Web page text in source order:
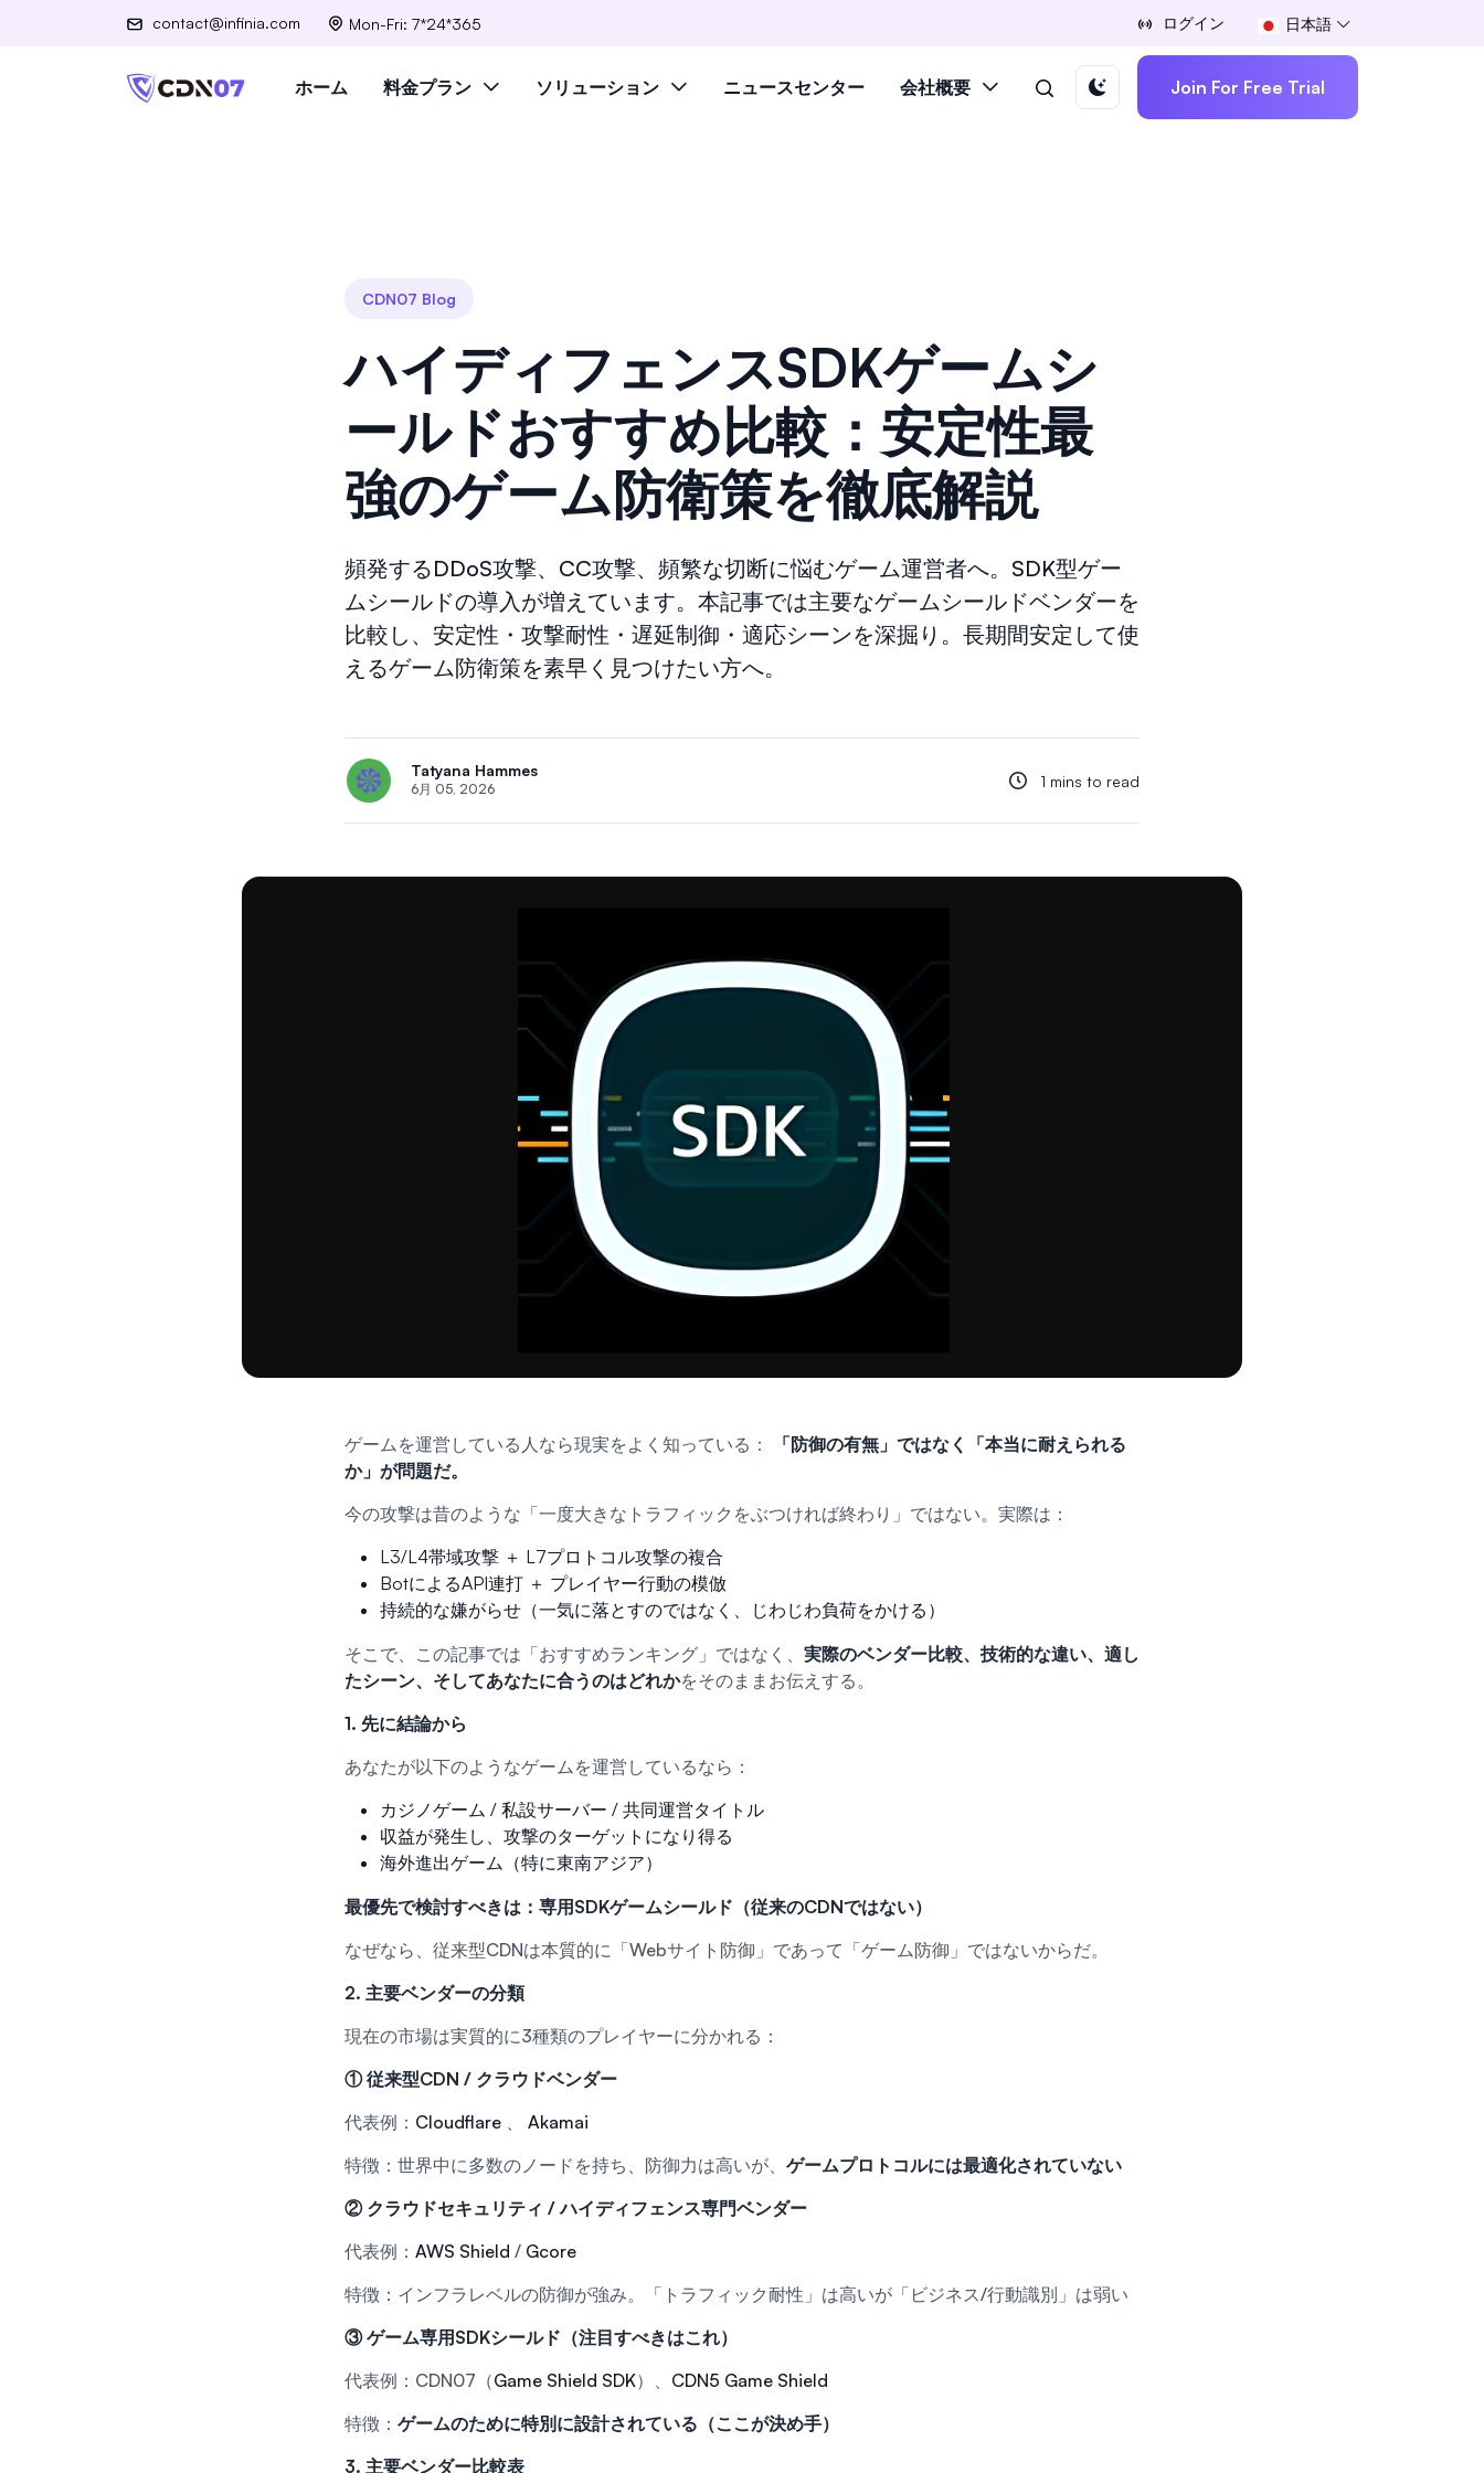
contact@infinia.com Mon-Fri: 7*24*365 ログイン 日本語
ホーム 料金プラン ソリューション ニュースセンター 会社概要 Join For Free Trial
CDN07 Blog
ハイディフェンスSDKゲームシ
ールドおすすめ比較：安定性最
強のゲーム防衛策を徹底解説
頻発するDDoS攻撃、CC攻撃、頻繁な切断に悩むゲーム運営者へ。SDK型ゲー
ムシールドの導入が増えています。本記事では主要なゲームシールドベンダーを
比較し、安定性・攻撃耐性・遅延制御・適応シーンを深掘り。長期間安定して使
えるゲーム防衛策を素早く見つけたい方へ。
Tatyana Hammes
6月 05, 2026 1 mins to read
ゲームを運営している人なら現実をよく知っている：
「防御の有無」ではなく「本当に耐えられる
か」が問題だ。
今の攻撃は昔のような「一度大きなトラフィックをぶつければ終わり」ではない。実際は：
L3/L4帯域攻撃 ＋ L7プロトコル攻撃の複合
BotによるAPI連打 ＋ プレイヤー行動の模倣
持続的な嫌がらせ（一気に落とすのではなく、じわじわ負荷をかける）
そこで、この記事では「おすすめランキング」ではなく、 実際のベンダー比較、技術的な違い、適し
たシーン、そしてあなたに合うのはどれかをそのままお伝えする。
1. 先に結論から
あなたが以下のようなゲームを運営しているなら：
カジノゲーム / 私設サーバー / 共同運営タイトル
収益が発生し、攻撃のターゲットになり得る
海外進出ゲーム（特に東南アジア）
最優先で検討すべきは：専用SDKゲームシールド（従来のCDNではない）
なぜなら、従来型CDNは本質的に「Webサイト防御」であって「ゲーム防御」ではないからだ。
2. 主要ベンダーの分類
現在の市場は実質的に3種類のプレイヤーに分かれる：
① 従来型CDN / クラウドベンダー
代表例： Cloudflare
Akamai
特徴：世界中に多数のノードを持ち、防御力は高いが、 ゲームプロトコルには最適化されていない
② クラウドセキュリティ / ハイディフェンス専門ベンダー
代表例： AWS Shield / Gcore
特徴：インフラレベルの防御が強み。「トラフィック耐性」は高いが「ビジネス/行動識別」は弱い
③ ゲーム専用SDKシールド（注目すべきはこれ）
代表例：CDN07（Game Shield SDK）、 CDN5 Game Shield
特徴： ゲームのために特別に設計されている（ここが決め手）
3. 主要ベンダー比較表